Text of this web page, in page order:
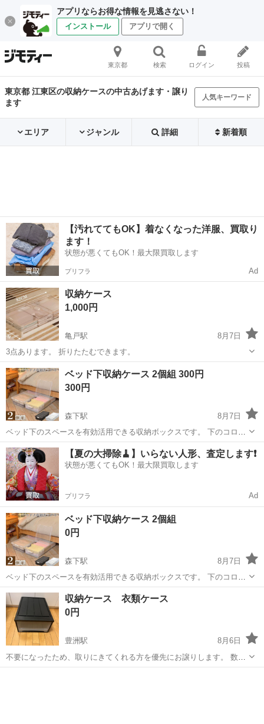
アプリならお得な情報を見逃さない！
インストール アプリで開く
東京都 検索 ログイン 投稿
東京都 江東区の収納ケースの中古あげます・譲り
ます
人気キーワード
エリア ジャンル 詳細 新着順
【汚れててもOK】着なくなった洋服、買取り
ます！
状態が悪くてもOK！最大限買取します
プリフラ Ad
収納ケース
1,000円
亀戸駅
8月7日
3点あります。 折りたたむできます。
東京 江東区 亀戸駅 収納家具 ケース
ベッド下収納ケース 2個組 300円
300円
森下駅
8月7日
ベッド下のスペースを有効活用できる収納ボックスです。 下のコロは
縦と横に切り替えが可能です。 フタが真ん中で開閉可能ですので、中
身を全て出し切らずに中身の出し入れができます。 4年ほど使用しま
したが、傷汚れ特にございません...
東京 江東区 森下駅 収納家具 ケース
【夏の大掃除🧹】いらない人形、査定します❗️
状態が悪くてもOK！最大限買取します
プリフラ Ad
ベッド下収納ケース 2個組
0円
森下駅
8月7日
ベッド下のスペースを有効活用できる収納ボックスです。 下のコロは
縦と横に切り替えが可能です。 フタが真ん中で開閉可能ですので、中
身を全て出し切らずに中身の出し入れができます。 4年ほど使用して
います。 角に破損がございます...
東京 江東区 森下駅 収納家具
収納ケース 衣類ケース
0円
豊洲駅
8月6日
不要になったため、取りにきてくれる方を優先にお譲りします。 数年
使用しているため、表面にスレや小傷あり使用感がありますが、問題